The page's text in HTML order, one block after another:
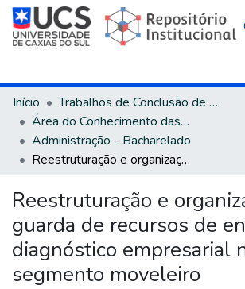
Início
Trabalhos de Conclusão de Curso
Área do Conhecimento das Ciências Sociais Aplicadas
Administração - Bacharelado
Reestruturação e organização para a guarda de recursos de entrada: um diagnóstico empresarial no segmento moveleiro
Reestruturação e
guarda de recursos de
diagnóstico empresarial
segmento moveleiro